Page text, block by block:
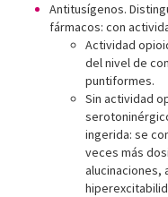
Antitusígenos.
fármacos: con
Actividad
del nivel de
puntiformes.
Sin actividad
ingerida: se
veces más
alucinaciones,